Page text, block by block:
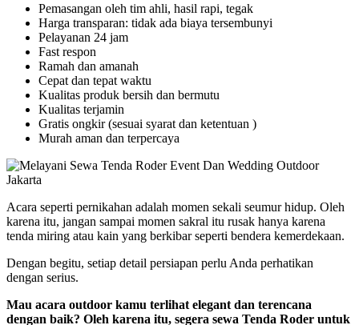
Pemasangan oleh tim ahli, hasil rapi, tegak
Harga transparan: tidak ada biaya tersembunyi
Pelayanan 24 jam
Fast respon
Ramah dan amanah
Cepat dan tepat waktu
Kualitas produk bersih dan bermutu
Kualitas terjamin
Gratis ongkir (sesuai syarat dan ketentuan )
Murah aman dan terpercaya
Acara seperti pernikahan adalah momen sekali seumur hidup. Oleh
karena itu, jangan sampai momen sakral itu rusak hanya karena
tenda miring atau kain yang berkibar seperti bendera kemerdekaan.
Dengan begitu, setiap detail persiapan perlu Anda perhatikan
dengan serius.
Mau acara outdoor kamu terlihat elegant dan terencana
dengan baik? Oleh karena itu, segera sewa Tenda Roder untuk